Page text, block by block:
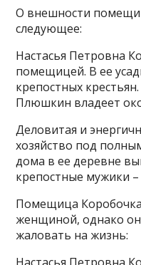
О внешности
следующее:
Настасья Петровна
помещицей. В ее
крепостных
Плюшкин владеет
Деловитая и
хозяйство под
дома в ее деревне
крепостные мужики
Помещица Коробочка
женщиной, однако
жаловать на жизнь: